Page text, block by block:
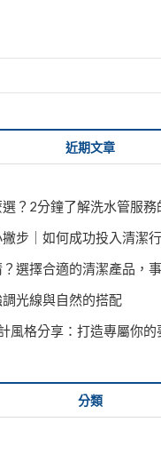
近期文章
？2分鐘了解洗水管服務
步｜如何成功投入清潔
選擇合適的清潔產品，
光線與自然的搭配
風格分享：打造專屬你的
分類